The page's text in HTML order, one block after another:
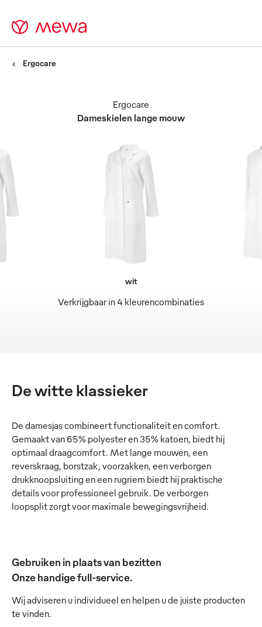
Ergocare
Dameskielen lange mouw
Ergocare
Verkrijgbaar in 4 kleurencombinaties
wit
De witte klassieker
De damesjas combineert functionaliteit en comfort.
Gemaakt van 65% polyester en 35% katoen, biedt hij
optimaal draagcomfort. Met lange mouwen, een
reverskraag, borstzak, voorzakken, een verborgen
drukknoopsluiting en een rugriem biedt hij praktische
details voor professioneel gebruik. De verborgen
loopsplit zorgt voor maximale bewegingsvrijheid.
Gebruiken in plaats van bezitten
Onze handige full-service.
Wij adviseren u individueel en helpen u de juiste producten
te vinden.